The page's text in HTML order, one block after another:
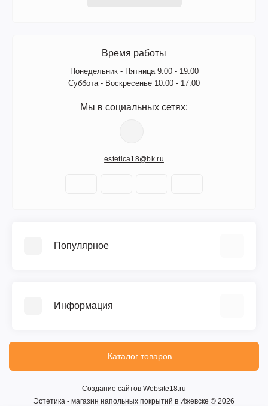
Время работы
Понедельник - Пятница 9:00 - 19:00
Суббота - Воскресенье 10:00 - 17:00
Мы в социальных сетях:
estetica18@bk.ru
Популярное
Сантехника
Информация
Условия соглашения
Связаться с нами
Каталог товаров
Создание сайтов Website18.ru
Эстетика - магазин напольных покрытий в Ижевске © 2026